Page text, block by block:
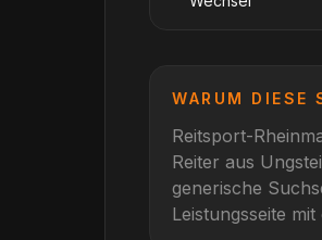
WARUM DIESE
Reitsport-
Reiter aus
generische
Leistungsseite